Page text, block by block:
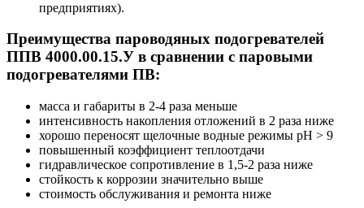
предприятиях).
Преимущества пароводяных подогревателей
ППВ 4000.00.15.У в сравнении с паровыми
подогревателями ПВ:
масса и габариты в 2-4 раза меньше
интенсивность накопления отложений в 2 раза ниже
хорошо переносят щелочные водные режимы pH > 9
повышенный коэффициент теплоотдачи
гидравлическое сопротивление в 1,5-2 раза ниже
стойкость к коррозии значительно выше
стоимость обслуживания и ремонта ниже